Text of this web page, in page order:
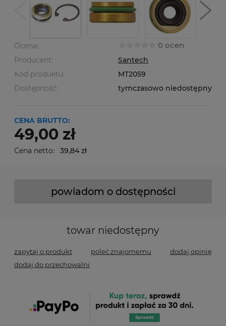
Ocena: 0 ocen
Producent:
Santech
Kod produktu:
MT2059
Dostępność:
tymczasowo niedostępny
CENA BRUTTO:
49,00 zł
Cena netto: 39,84 zł
powiadom o dostępności
towar niedostępny
zapytaj o produkt poleć znajomemu
dodaj opinię
dodaj do przechowalni